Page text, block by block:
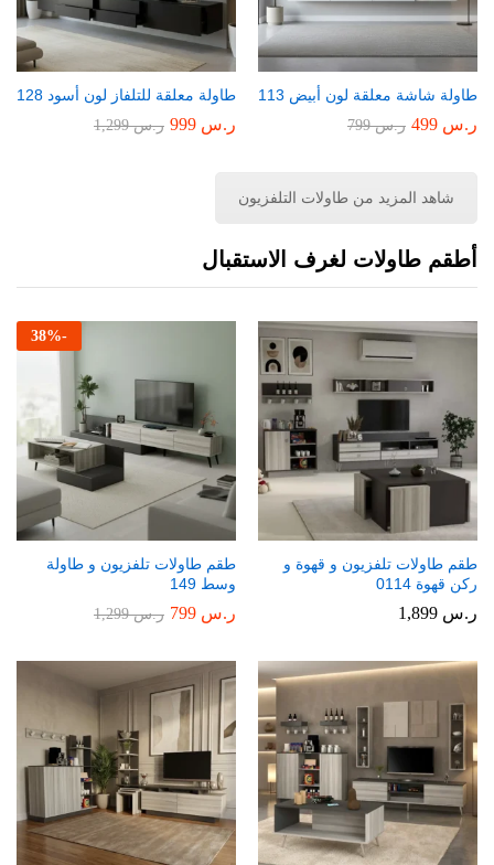
طاولة شاشة معلقة لون أبيض 113
ر.س ر.س799
طاولة معلقة للتلفاز لون أسود 128
ر.س ر.س1,299
شاهد المزيد من طاولات التلفزيون
أطقم طاولات لغرف الاستقبال
طقم طاولات تلفزيون و قهوة و
ركن قهوة 0114
ر.س
-
38%
طقم طاولات تلفزيون و طاولة
وسط 149
ر.س ر.س1,299